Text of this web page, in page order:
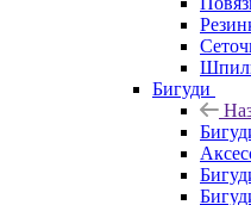
Бигуди